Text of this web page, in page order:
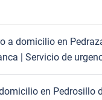
a domicilio en
| Servicio de
en Pedrosillo